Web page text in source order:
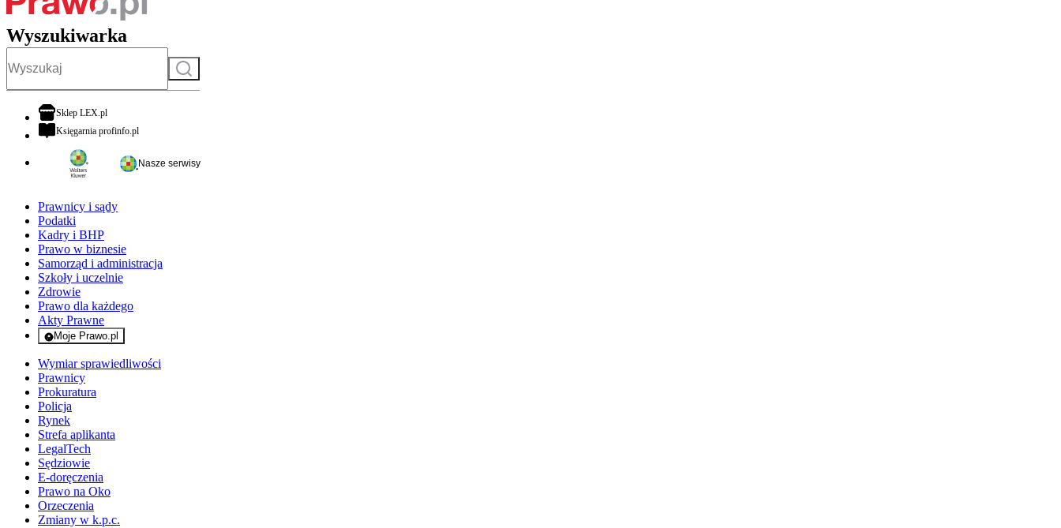
Wyszukiwarka
Szukaj
Sklep LEX.plotwiera się w nowej karcie
Księgarnia profinfo.plotwiera się w nowej karcie
Nasze serwisy
Prawnicy i sądy
Podatki
Kadry i BHP
Prawo w biznesie
Samorząd i administracja
Szkoły i uczelnie
Zdrowie
Prawo dla każdego
Akty Prawne
Moje Prawo.pl
- rejestracja i logowanie do serwisu
Wymiar sprawiedliwości
Prawnicy
Prokuratura
Policja
Rynek
Strefa aplikanta
LegalTech
Sędziowie
E-doręczenia
Prawo na Oko
Orzeczenia
Zmiany w k.p.c.